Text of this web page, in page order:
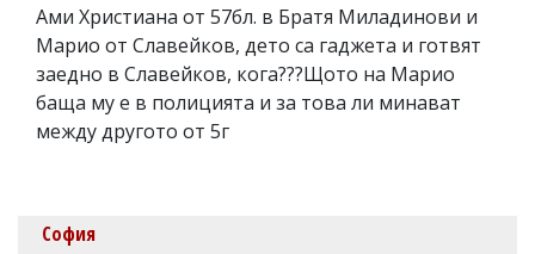
Ами Христиана от 57бл. в Братя Миладинови и
Марио от Славейков, дето са гаджета и готвят
заедно в Славейков, кога???Щото на Марио
баща му е в полицията и за това ли минават
между другото от 5г
София